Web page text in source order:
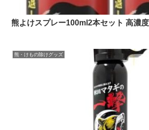
熊よけスプレー100ml2本セット 高濃
熊・けもの除けグッズ